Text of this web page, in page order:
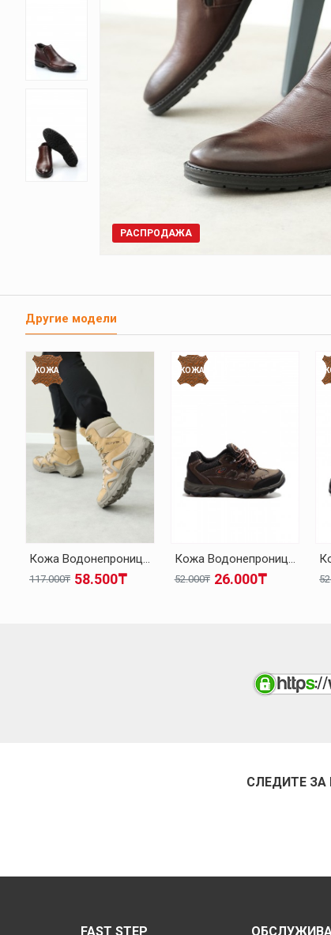
РАСПРОДАЖА
Другие модели
КОЖА
Кожа Водонепроницаемый Молочный Мужская Уличные Ботинки 117SMA1490
58.500₸
117.000₸
КОЖА
Кожа Водонепроницаемый Бронзовый Унисекс Уличные Обувь 117SXA5537
26.000₸
52.000₸
СЛЕДИТЕ
FAST STEP